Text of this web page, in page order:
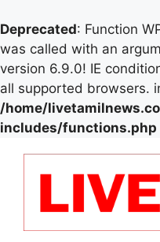
Deprecated: Function
was called with an
version 6.9.0! IE
all supported browsers.
/home/
includes/functions.php